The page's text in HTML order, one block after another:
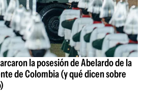
la posesión de Abelardo de la
de Colombia (y qué dicen sobre